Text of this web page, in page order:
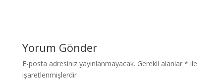
Yorum Gönder
E-posta adresiniz yayınlanmayacak. Gerekli alanlar * ile
işaretlenmişlerdir